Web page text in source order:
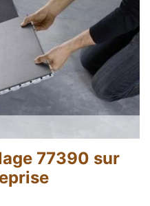
77390 sur